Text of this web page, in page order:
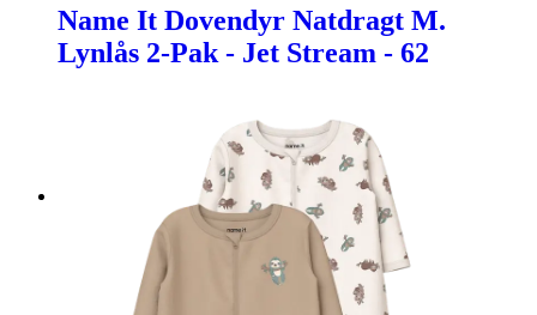
Name It Dovendyr Natdragt M.
Lynlås 2-Pak - Jet Stream - 62